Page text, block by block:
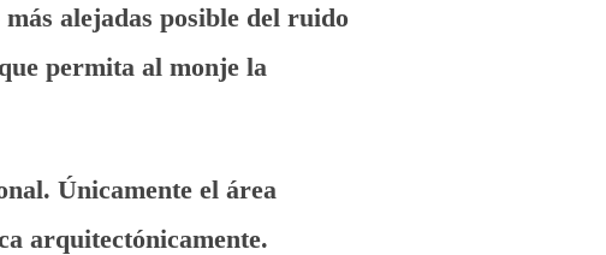
alejadas posible del ruido
permita al monje la
Únicamente el área
arquitectónicamente.